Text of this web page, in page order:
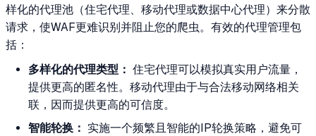
样化的代理池（住宅代理、移动代理或数据中心代理）来分散
请求，使WAF更难识别并阻止您的爬虫。有效的代理管理包
括：
多样化的代理类型： 住宅代理可以模拟真实用户流量，
提供更高的匿名性。移动代理由于与合法移动网络相关
联，因而提供更高的可信度。
智能轮换： 实施一个频繁且智能的IP轮换策略，避免可